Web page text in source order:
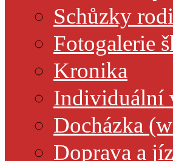
Schůzky
Fotogalerie
Kronika
Individuální
Docházka
Doprava a